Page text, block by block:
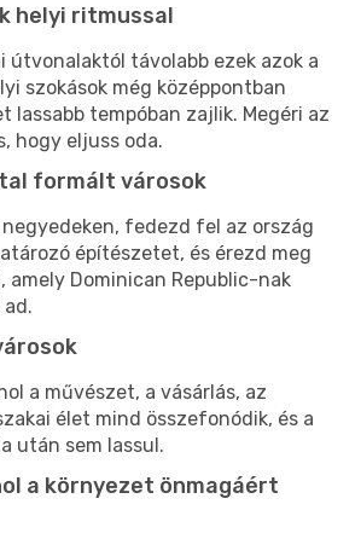
helyi ritmussal
távolabb ezek azok a
szokások még középpontban
lassabb tempóban zajlik. Megéri az
hogy eljuss oda.
formált városok
fedezd fel az ország
építészetet, és érezd meg
amely Dominican Republic-nak
a művészet, a vásárlás, az
élet mind összefonódik, és a
után sem lassul.
a környezet önmagáért